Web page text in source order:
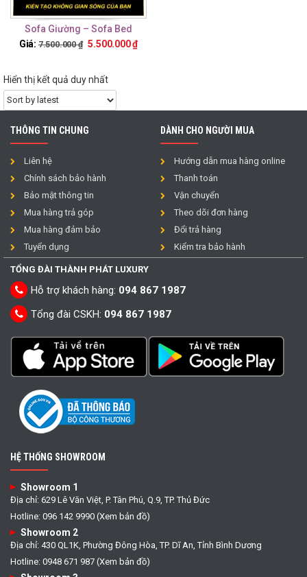
Sofa Giường – Sofa Bed
TTG15
Giá: 7.500.000₫ 5.500.000₫
Hiển thị kết quả duy nhất
THÔNG TIN CHUNG
Liên hệ
Chính sách bảo hành
Bảo mật thông tin
Mua hàng trả góp
Mua hàng đảm bảo
Tuyển dụng
DÀNH CHO NGƯỜI MUA
Hướng dẫn mua hàng online
Thanh toán
Vận chuyển
Theo dõi đơn hàng
Đổi trả hàng
Kiểm tra bảo hành
TỔNG ĐÀI THÀNH PHÁT LUXURY
Hỗ trợ khách hàng: 094 867 1987
Tổng đài CSKH: 094 867 1987
HỆ THỐNG SHOWROOM
Showroom 1
Địa chỉ: 629 Lê Văn Việt, P. Tân Phú, Q.9, TP. Thủ Đức
Hotline: 096 142 9990 (Xem bản đồ)
Showroom 2
Địa chỉ: 430 QL1K, Phường Đông Hòa, TP. Dĩ An, Tỉnh Bình Dương
Hotline: 0948 671 987 (Xem bản đồ)